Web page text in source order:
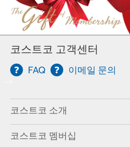
코스트코 고객센터
FAQ 이메일 문의
코스트코 소개
코스트코 멤버십